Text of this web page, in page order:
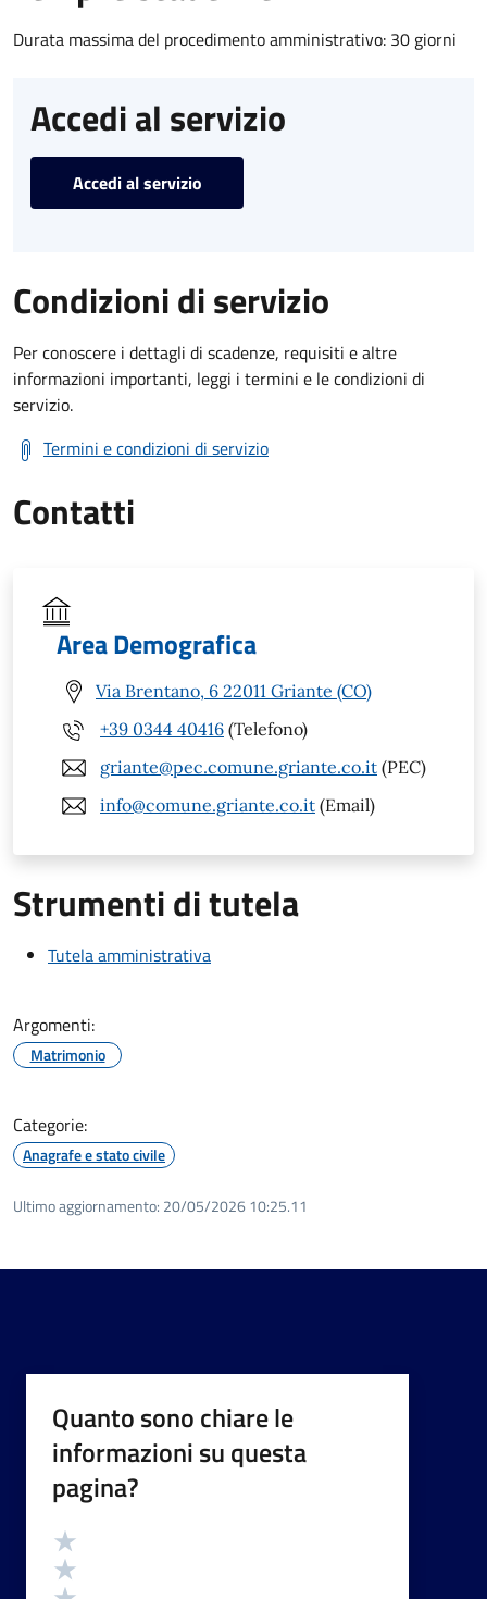
Durata massima del procedimento amministrativo: 30 giorni
Accedi al servizio
Accedi al servizio
Condizioni di servizio
Per conoscere i dettagli di scadenze, requisiti e altre
informazioni importanti, leggi i termini e le condizioni di
servizio.
Termini e condizioni di servizio
Contatti
Area Demografica
Via Brentano, 6 22011 Griante (CO)
+39 0344 40416 (Telefono)
griante@pec.comune.griante.co.it (PEC)
info@comune.griante.co.it (Email)
Strumenti di tutela
Tutela amministrativa
Argomenti:
Matrimonio
Categorie:
Anagrafe e stato civile
Ultimo aggiornamento: 20/05/2026 10:25.11
Quanto sono chiare le
informazioni su questa
pagina?
Valutazione